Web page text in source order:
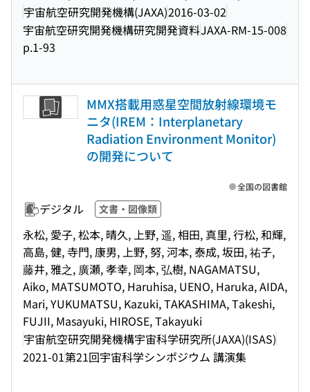
宇宙航空研究開発機構(JAXA)2016-03-02
宇宙航空研究開発機構研究開発資料JAXA-RM-15-008
p.1-93
MMX搭載用惑星空間放射線環境モ
ニタ(IREM：Interplanetary
Radiation Environment Monitor)
の開発について
デジタル 文書・図像類
永松, 愛子, 松本, 晴久, 上野, 遥, 相田, 真里, 行松, 和輝,
高島, 健, 寺門, 康男, 上野, 努, 河本, 泰成, 坂田, 祐子,
藤井, 雅之, 廣瀬, 孝幸, 岡本, 弘樹, NAGAMATSU,
Aiko, MATSUMOTO, Haruhisa, UENO, Haruka, AIDA,
Mari, YUKUMATSU, Kazuki, TAKASHIMA, Takeshi,
FUJII, Masayuki, HIROSE, Takayuki
宇宙航空研究開発機構宇宙科学研究所(JAXA)(ISAS)
2021-01第21回宇宙科学シンポジウム 講演集
全国の図書館